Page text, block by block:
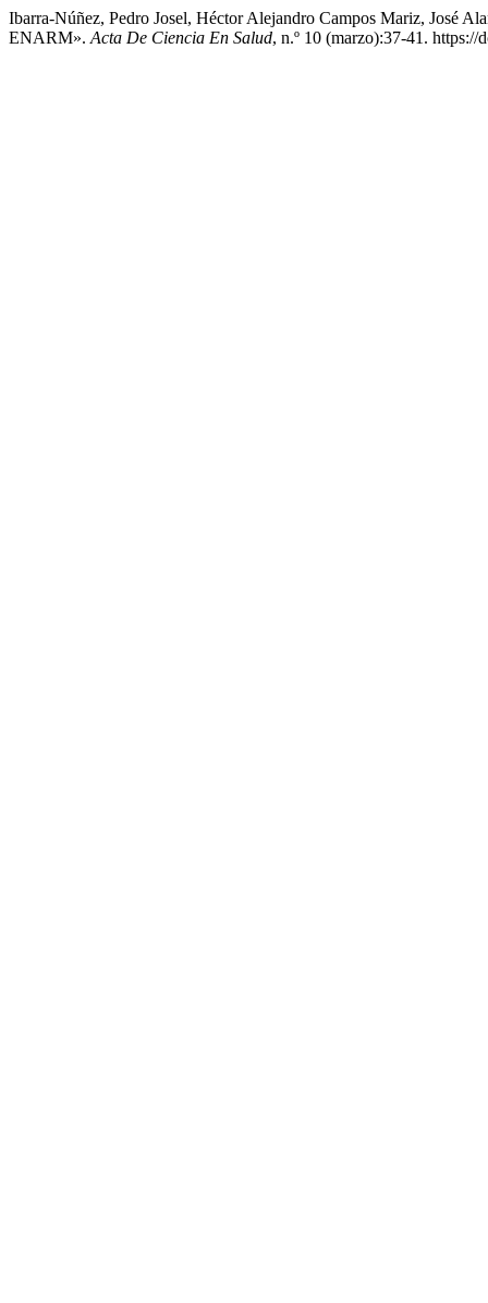
Ibarra-Núñez, Pedro Josel, Héctor Alejandro Campos Mariz, José
ENARM». Acta De Ciencia En Salud, n.º 10 (marzo):37-41.